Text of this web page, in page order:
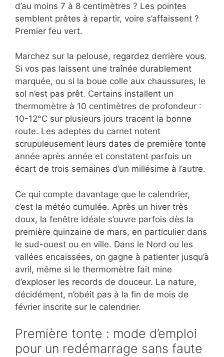
d’au moins 7 à 8 centimètres ? Les pointes
semblent prêtes à repartir, voire s’affaissent ?
Premier feu vert.
Marchez sur la pelouse, regardez derrière vous.
Si vos pas laissent une traînée durablement
marquée, ou si la boue colle aux chaussures, le
sol n’est pas prêt. Certains installent un
thermomètre à 10 centimètres de profondeur :
10-12°C sur plusieurs jours tracent la bonne
route. Les adeptes du carnet notent
scrupuleusement leurs dates de première tonte
année après année et constatent parfois un
écart de trois semaines d’un millésime à l’autre.
Ce qui compte davantage que le calendrier,
c’est la météo cumulée. Après un hiver très
doux, la fenêtre idéale s’ouvre parfois dès la
première quinzaine de mars, en particulier dans
le sud-ouest ou en ville. Dans le Nord ou les
vallées encaissées, on gagne à patienter jusqu’à
avril, même si le thermomètre fait mine
d’exploser les records de douceur. La nature,
décidément, n’obéit pas à la fin de mois de
février inscrite sur le calendrier.
Première tonte : mode d’emploi
pour un redémarrage sans faute